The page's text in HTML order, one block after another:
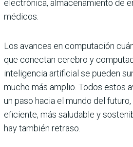
electrónica, almacenamiento de
médicos.
Los avances en computación
que conectan cerebro y
inteligencia artificial se pueden
mucho más amplio. Todos estos
un paso hacia el mundo del
eficiente, más saludable y
hay también retraso.